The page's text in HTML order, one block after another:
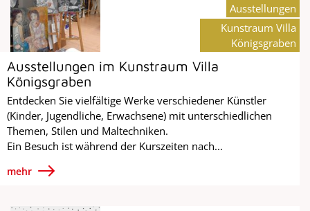
Ausstellungen im Kunstraum Villa
Königsgraben
Entdecken Sie vielfältige Werke verschiedener Künstler
(Kinder, Jugendliche, Erwachsene) mit unterschiedlichen
Themen, Stilen und Maltechniken.
Ein Besuch ist während der Kurszeiten nach...
mehr
Ausstellungen
Kunstraum Villa
Königsgraben